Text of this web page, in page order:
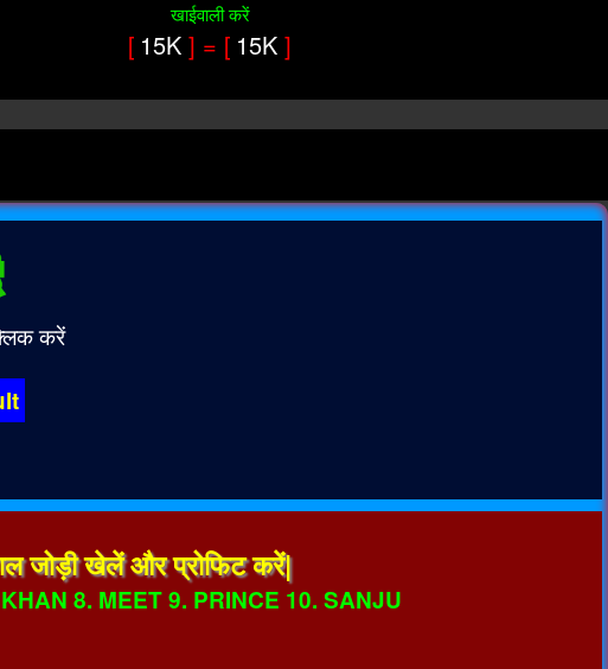
खाईवाली करें
[ 15K ] = [ 15K ]
करें
जोड़ी खेलें और प्रोफिट करें|
8. MEET 9. PRINCE 10. SANJU